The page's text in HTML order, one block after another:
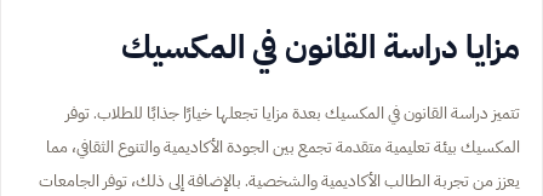
مزايا دراسة القانون في المكسيك
تتميز دراسة القانون في المكسيك بعدة مزايا تجعلها خيارًا جذابًا للطلاب. توفر
المكسيك بيئة تعليمية متقدمة تجمع بين الجودة الأكاديمية والتنوع الثقافي، مما
يعزز من تجربة الطالب الأكاديمية والشخصية. بالإضافة إلى ذلك، توفر الجامعات